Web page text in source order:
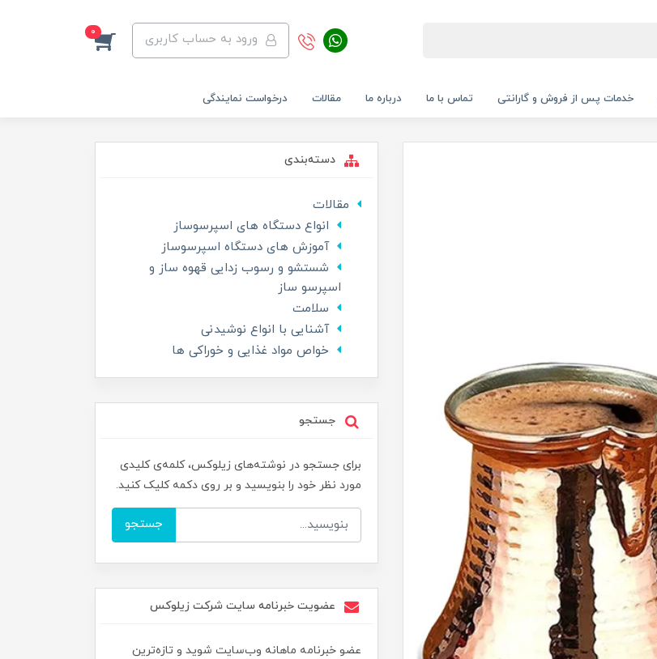
ورود به حساب کاربری 0
خدمات پس از فروش و گارانتی تماس با ما درباره ما مقالات درخواست نمایندگی
دسته‌بندی
مقالات
انواع دستگاه های اسپرسوساز
آموزش های دستگاه اسپرسوساز
شستشو و رسوب زدایی قهوه ساز و
اسپرسو ساز
سلامت
آشنایی با انواع نوشیدنی
خواص مواد غذایی و خوراکی ها
جستجو
برای جستجو در نوشته‌های زیلوکس، کلمه‌ی کلیدی
مورد نظر خود را بنویسید و بر روی دکمه کلیک کنید.
جستجو
عضویت خبرنامه سایت شرکت زیلوکس
عضو خبرنامه ماهانه وب‌سایت شوید و تازه‌ترین